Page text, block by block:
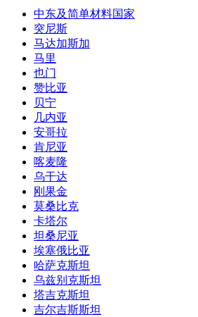
中东及简单材料国家
突尼斯
马达加斯加
马里
也门
赞比亚
贝宁
几内亚
安哥拉
肯尼亚
喀麦隆
乌干达
刚果金
莫桑比克
卡塔尔
坦桑尼亚
埃塞俄比亚
哈萨克斯坦
乌兹别克斯坦
塔吉克斯坦
吉尔吉斯斯坦